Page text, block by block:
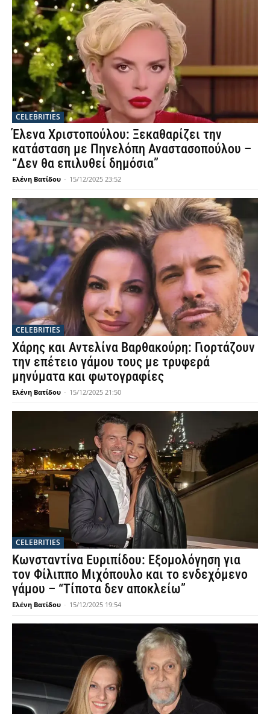
CELEBRITIES
Έλενα Χριστοπούλου: Ξεκαθαρίζει την
κατάσταση με Πηνελόπη Αναστασοπούλου –
“Δεν θα επιλυθεί δημόσια”
Ελένη Βατίδου - 15/12/2025 23:52
CELEBRITIES
Χάρης και Αντελίνα Βαρθακούρη: Γιορτάζουν
την επέτειο γάμου τους με τρυφερά
μηνύματα και φωτογραφίες
Ελένη Βατίδου - 15/12/2025 21:50
CELEBRITIES
Κωνσταντίνα Ευριπίδου: Εξομολόγηση για
τον Φίλιππο Μιχόπουλο και το ενδεχόμενο
γάμου – “Τίποτα δεν αποκλείω”
Ελένη Βατίδου - 15/12/2025 19:54